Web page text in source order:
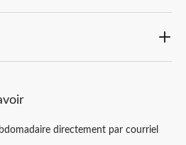
directement par courriel